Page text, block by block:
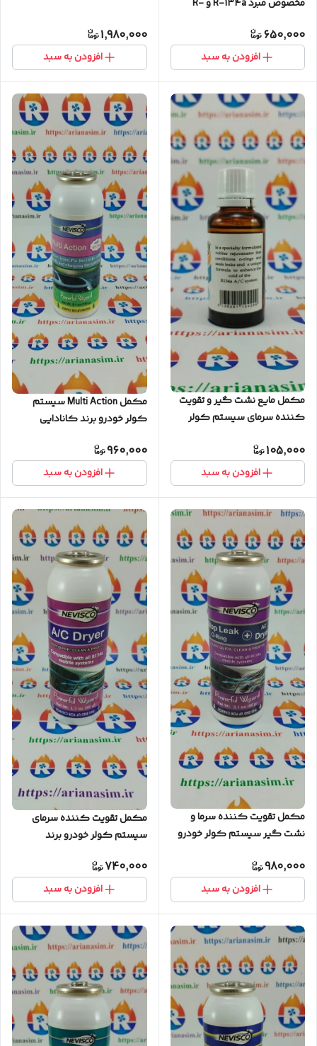
مخصوص مبرد R-134a و R-
650,000
افزودن به سبد
1,980,000
افزودن به سبد
مکمل مایع نشت گیر و تقویت
کننده سرمای سیستم کولر
مدل Stop Leak & Super Cool
(قیمت عمده)
105,000
افزودن به سبد
مکمل Multi Action سیستم
کولر خودرو برند کانادایی
Dryer (قیمت عمده)
960,000
افزودن به سبد
مکمل تقویت کننده سرما و
نشت گیر سیستم کولر خودرو
عمده)
980,000
افزودن به سبد
مکمل تقویت کننده سرمای
سیستم کولر خودرو برند
Dryer (قیمت عمده)
740,000
افزودن به سبد